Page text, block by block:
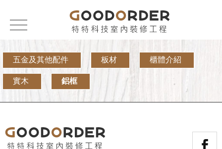
五金及其他配件 板材 櫃體介紹
實木 鋁框